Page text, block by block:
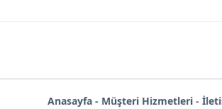
Anasayfa - Müşteri Hizmetleri -